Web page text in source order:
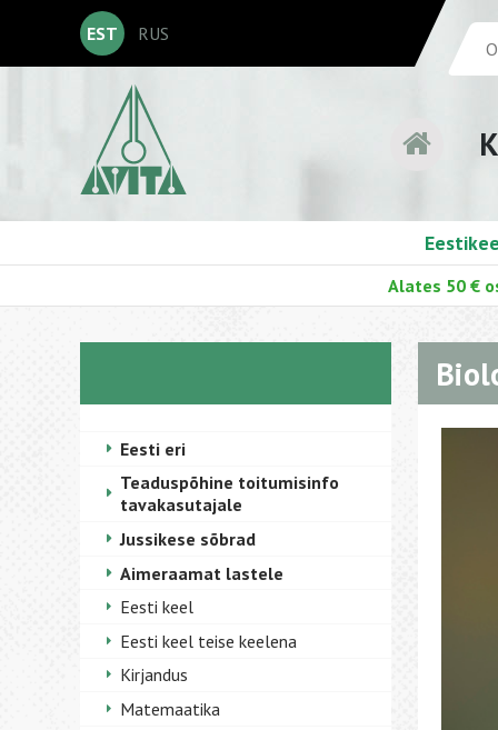
EST RUS
Alates 50 €
Eesti eri
Teaduspõhine toitumisinfo
tavakasutajale
Jussikese sõbrad
Aimeraamat lastele
Eesti keel
Eesti keel teise keelena
Kirjandus
Matemaatika